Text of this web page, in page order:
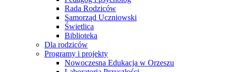
Rada Rodziców
Samorząd Uczniowski
Świetlica
Biblioteka
Dla rodziców
Programy i projekty
Nowoczesna Edukacja w Orzeszu